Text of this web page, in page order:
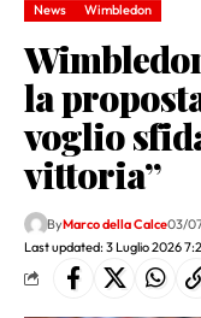
News Wimbledon
la
voglio
vittoria”
Last updated: 3 Luglio 2026
ByMarco della Calce03/